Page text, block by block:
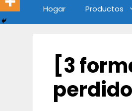
Hogar Productos
[3